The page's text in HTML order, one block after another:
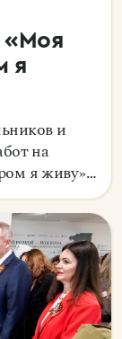
«Моя
я
и
на
я живу».